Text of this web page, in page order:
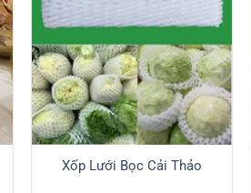
Xốp Lưới Bọc Cải Thảo